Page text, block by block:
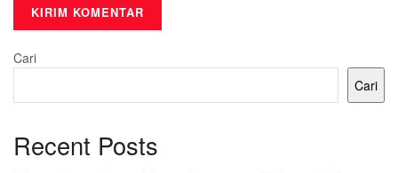
Cari
Cari
Recent Posts